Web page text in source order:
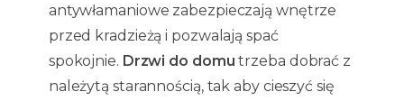
antywłamaniowe zabezpieczają wnętrze
przed kradzieżą i pozwalają spać
spokojnie. Drzwi do domutrzeba dobrać z
należytą starannością, tak aby cieszyć się